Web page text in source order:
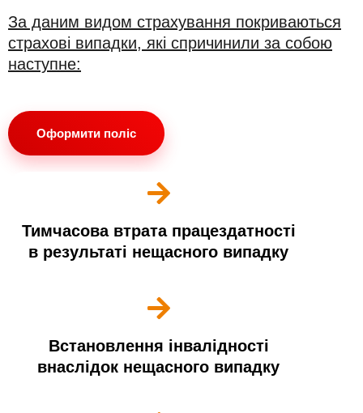
За даним видом страхування покриваються
страхові випадки, які спричинили за собою
наступне:
Оформити поліс
Тимчасова втрата працездатності
в результаті нещасного випадку
Встановлення інвалідності
внаслідок нещасного випадку